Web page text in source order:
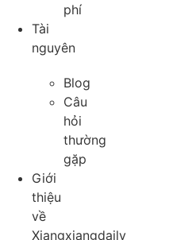
phí
Tài
nguyên
Blog
Câu
hỏi
thường
gặp
Giới
thiệu
về
Xiangxiangdaily